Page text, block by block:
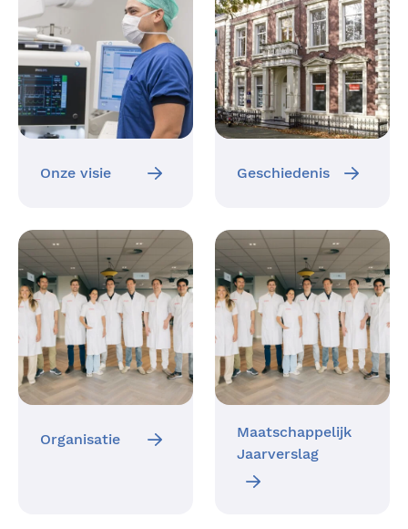
Onze visie Geschiedenis
Organisatie
Maatschappelijk
Jaarverslag